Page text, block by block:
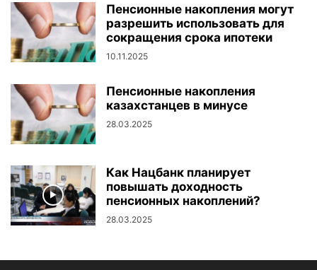
Пенсионные накопления могут
разрешить использовать для
сокращения срока ипотеки
10.11.2025
Пенсионные накопления
казахстанцев в минусе
28.03.2025
Как Нацбанк планирует
повышать доходность
пенсионных накоплений?
28.03.2025